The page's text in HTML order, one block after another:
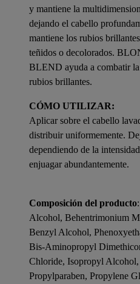
y mantiene la
dejando el cabello
mantiene los rubios
teñidos o decolorados.
BLEND ayuda a combatir
rubios brillantes.
CÓMO UTILIZAR:
Aplicar sobre el cabello
distribuir uniformemente.
dependiendo de la
enjuagar abundantemente.
Composición del producto
Alcohol, Behentrimonium
Benzyl Alcohol,
Bis-Aminopropyl
Chloride, Isopropyl
Propylparaben, Propylene